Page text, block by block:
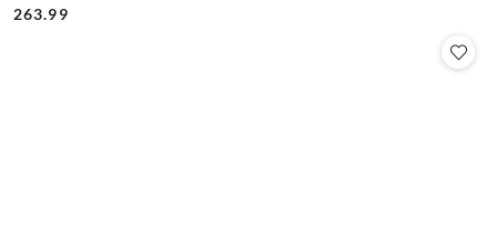
Cena:
Cena:
263.99